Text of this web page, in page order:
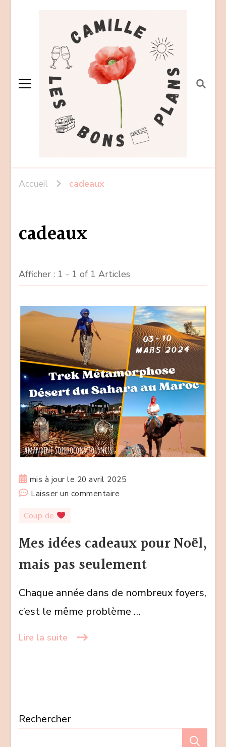
Accueil cadeaux
cadeaux
Afficher : 1 - 1 of 1 Articles
mis à jour le 20 avril 2025
Laisser un commentaire
pour
Noël,
pas
Coup de
Mes idées cadeaux pour Noël,
mais pas seulement
Chaque année dans de nombreux foyers,
c’est le même problème …
Lire la suite
Rechercher